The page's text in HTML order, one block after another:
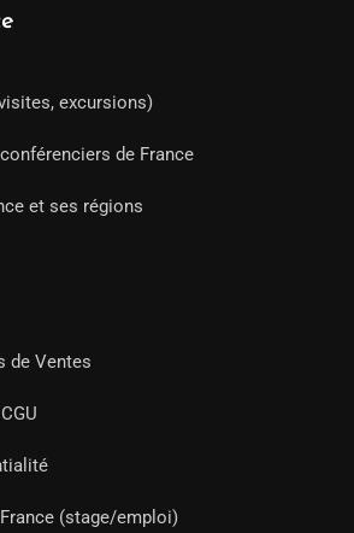
excursions)
de France
et ses régions
de Ventes
(stage/emploi)